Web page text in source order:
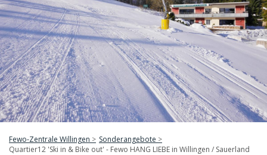
Fewo-Zentrale Willingen
Sonderangebote
Quartier12 'Ski in & Bike out' - Fewo HANG LIEBE in Willingen / Sauerland